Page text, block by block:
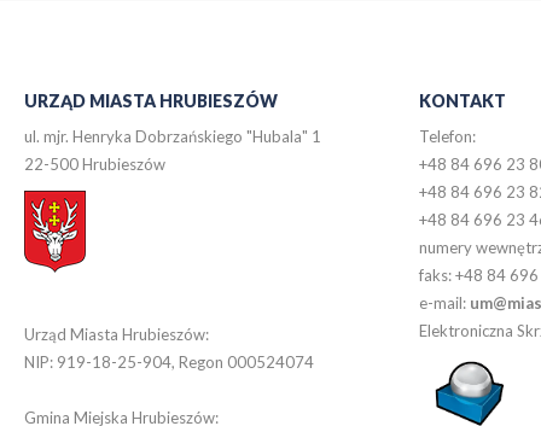
URZĄD MIASTA HRUBIESZÓW
ul. mjr. Henryka Dobrzańskiego "Hubala" 1
22-500 Hrubieszów
Urząd Miasta Hrubieszów:
NIP: 919-18-25-904, Regon 000524074
Gmina Miejska Hrubieszów:
KONTAKT
Telefon:
+48 84 696 23
+48 84 696 23
+48 84 696 23
numery
faks: +48 84
e-mail:
Elektroniczna